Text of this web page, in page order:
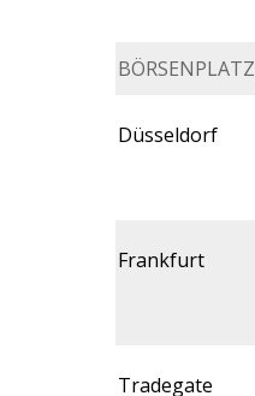
BÖRSENPLATZ
Düsseldorf
Frankfurt
Tradegate